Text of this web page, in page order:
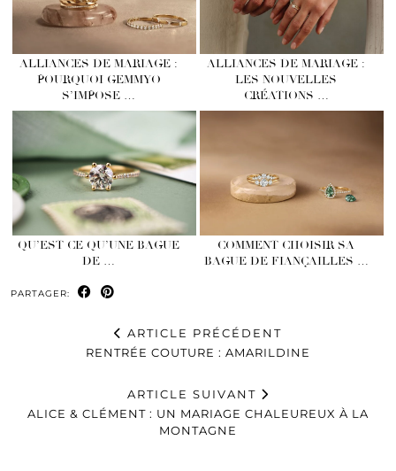
ALLIANCES DE MARIAGE :
POURQUOI GEMMYO
S’IMPOSE …
ALLIANCES DE MARIAGE :
LES NOUVELLES
CRÉATIONS …
QU’EST CE QU’UNE BAGUE
DE …
COMMENT CHOISIR SA
BAGUE DE FIANÇAILLES …
PARTAGER:
ARTICLE PRÉCÉDENT
RENTRÉE COUTURE : AMARILDINE
ARTICLE SUIVANT
ALICE & CLÉMENT : UN MARIAGE CHALEUREUX À LA
MONTAGNE